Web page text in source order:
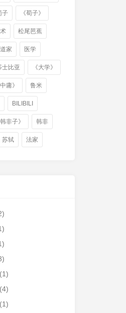
子 《荀子》
松尾芭蕉
道家 医学
士比亚 《大学》
中庸》 鲁米
BILIBILI
韩非子》 韩非
苏轼 法家
(1)
(4)
(1)